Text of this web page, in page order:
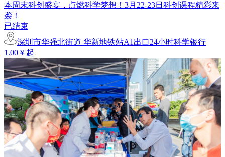
本周末科创盛宴，点燃科学梦想！3月22-23日科创课程精彩来
袭！
已结束
深圳市华强北街道 华新地铁站A1出口24小时科学银行
1.00￥起